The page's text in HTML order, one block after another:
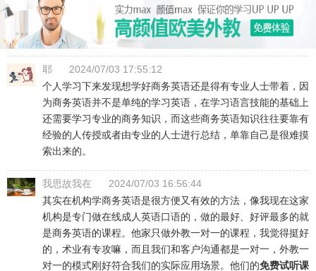
耶
2024/07/03 17:55:12
个人学习下来发现想学好商务英语还是得有专业人士带着，因
为商务英语并不是单纯的学习英语，在学习语言技能的基础上
还需要学习专业的商务知识，而这些商务英语知识往往要靠有
经验的人传授或者由专业的人士进行总结，单靠自己是很难摸
索出来的。
我思故我在
2024/07/03 16:56:44
其实在机构学商务英语是很方便又有效的方法，像我现在这家
机构是专门做在线成人英语口语的，做的最好、好评最多的就
是商务英语的课程。他家只做外教一对一的课程，我觉得挺好
的，术业有专攻嘛，而且我们和客户沟通都是一对一，外教一
对一的模式刚好符合我们的实际应用场景。他们的免费试听课